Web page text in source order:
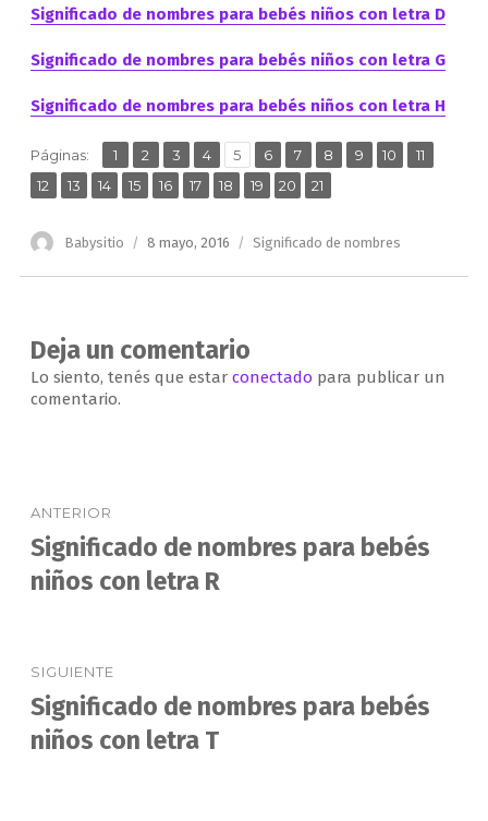
Significado de nombres para bebés niños con letra D
Significado de nombres para bebés niños con letra G
Significado de nombres para bebés niños con letra H
Páginas: Página
1 ,
Página
2 ,Página
3 ,
Página
4 ,Página
5 ,Página
6 ,
Página
7 ,
Página
8 ,
Página
9 ,
Página
10 ,
Página
11
Página
12 ,
Página
13 ,
Página
14 ,
Página
15 ,
Página
16 ,
Página
17 ,
Página
18 ,
Página
19 ,
Página
20 ,
Página
21
Autor
Babysitio
Publicado
8 mayo, 2016 Categorías
Significado de nombres
Deja un comentario
Lo siento, tenés que estar conectado para publicar un
comentario.
de
entradas
ANTERIOR
Entrada
anterior:
Significado de nombres para bebés
niños con letra R
SIGUIENTE
Entrada
siguiente:
Significado de nombres para bebés
niños con letra T